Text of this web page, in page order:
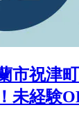
市祝津
未経験